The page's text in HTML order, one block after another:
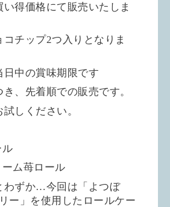
い得価格にて販売いたしま
チップ2つ入りとなりま
中の賞味期限です
、先着順での販売です。
しください。
ル
ーム苺ロール
わずか…今回は「よつぼ
ー」を使用したロールケー